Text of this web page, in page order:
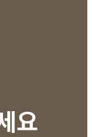
요